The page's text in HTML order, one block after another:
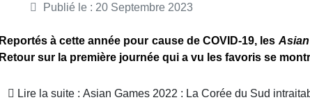
Publié le : 20 Septembre 2023
Reportés à cette année pour cause de COVID-19, les
Retour sur la première journée qui a vu les favoris se
Lire la suite : Asian Games 2022 : La Corée du Sud